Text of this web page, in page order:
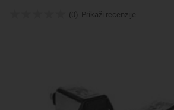
(0) Prikaži recenzije